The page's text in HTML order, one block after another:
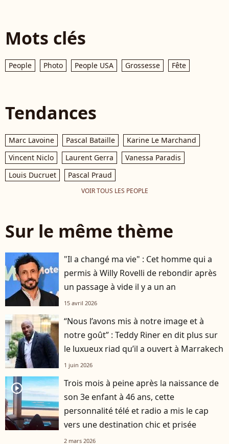
Mots clés
People Photo People USA Grossesse Fête
Tendances
Marc Lavoine Pascal Bataille
Karine Le Marchand
Vincent Niclo
Laurent Gerra
Vanessa Paradis
Louis Ducruet
Pascal Praud
VOIR TOUS LES PEOPLE
Sur le même thème
"Il a changé ma vie" : Cet homme qui a
permis à Willy Rovelli de rebondir après
un passage à vide il y a un an
15 avril 2026
“Nous l’avons mis à notre image et à
notre goût” : Teddy Riner en dit plus sur
le luxueux riad qu’il a ouvert à Marrakech
1 juin 2026
player2
Trois mois à peine après la naissance de
son 3e enfant à 46 ans, cette
personnalité télé et radio a mis le cap
vers une destination chic et prisée
2 mars 2026